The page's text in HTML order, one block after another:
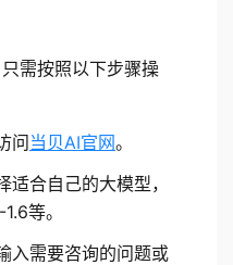
需按照以下步骤操
问当贝AI官网。
适合自己的大模型，
等。
入需要咨询的问题或